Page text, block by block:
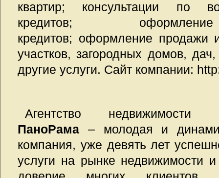
квартир; консультации по
кредитов;
кредитов; оформление продажи
участков, загородных домов,
другие услуги. Сайт компании:
Агентство недвижимости
ПаноРама – молодая и
компания, уже девять лет
услуги на рынке недвижимости